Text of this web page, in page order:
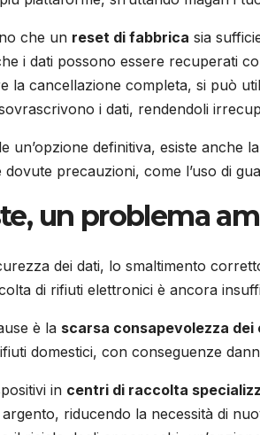
che un reset di fabbrica sia
i dati possono essere recuperati
la cancellazione completa, si può
i dati, rendendoli
un’opzione definitiva, esiste anche
dovute precauzioni, come l’uso di
un problema
dei dati, lo smaltimento
di rifiuti elettronici è ancora
è la scarsa consapevolezza dei
domestici, con conseguenze
in centri di raccolta
riducendo la necessità di